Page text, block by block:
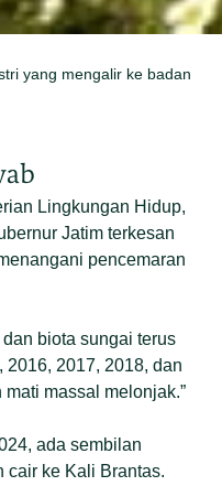
yang mengalir ke badan
Lingkungan Hidup,
Jatim terkesan
pencemaran
biota sungai terus
2016, 2017, 2018, dan
massal melonjak.”
ada sembilan
cair ke Kali Brantas.